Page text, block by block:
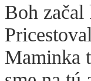
Boh
Maminka